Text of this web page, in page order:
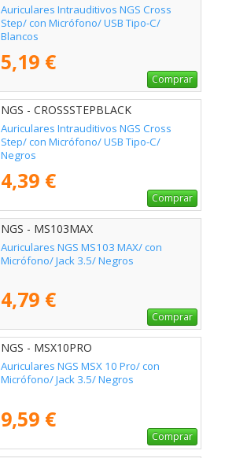
Auriculares Intrauditivos NGS Cross
Step/ con Micrófono/ USB Tipo-C/
Blancos
5,19 €
Comprar
NGS - CROSSSTEPBLACK
Auriculares Intrauditivos NGS Cross
Step/ con Micrófono/ USB Tipo-C/
Negros
4,39 €
Comprar
NGS - MS103MAX
Auriculares NGS MS103 MAX/ con
Micrófono/ Jack 3.5/ Negros
4,79 €
Comprar
NGS - MSX10PRO
Auriculares NGS MSX 10 Pro/ con
Micrófono/ Jack 3.5/ Negros
9,59 €
Comprar